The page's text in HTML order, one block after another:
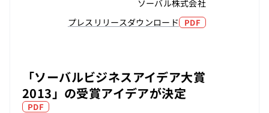
#ビジネスパートナー#組込み
ソーバル株式会社
プレスリリースダウンロード PDF
「ソーバルビジネスアイデア大賞
2013」の受賞アイデアが決定
PDF